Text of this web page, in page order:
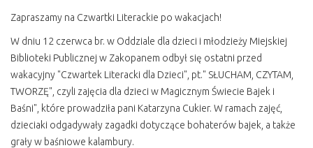
Zapraszamy na Czwartki Literackie po wakacjach!
W dniu 12 czerwca br. w Oddziale dla dzieci i młodzieży Miejskiej
Biblioteki Publicznej w Zakopanem odbył się ostatni przed
wakacyjny "Czwartek Literacki dla Dzieci", pt." SŁUCHAM, CZYTAM,
TWORZĘ", czyli zajęcia dla dzieci w Magicznym Świecie Bajek i
Baśni", które prowadziła pani Katarzyna Cukier. W ramach zajęć,
dzieciaki odgadywały zagadki dotyczące bohaterów bajek, a także
grały w baśniowe kalambury.